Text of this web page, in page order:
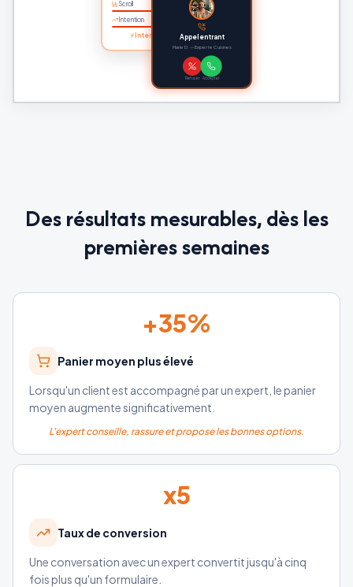
Scroll
Intention
⚡ Intentionniste détecté
Appel entrant
Marie D. — Experte Cuisines
Refuser Accepter
Des résultats mesurables, dès les
premières semaines
+35%
Panier moyen plus élevé
Lorsqu'un client est accompagné par un expert, le panier
moyen augmente significativement.
L'expert conseille, rassure et propose les bonnes options.
x5
Taux de conversion
Une conversation avec un expert convertit jusqu'à cinq
fois plus qu'un formulaire.